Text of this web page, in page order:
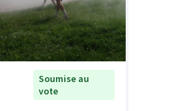
Soumise au
vote